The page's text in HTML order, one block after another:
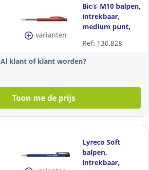
varianten
Bic® M10 balpen,
intrekbaar,
medium punt,
Ref: 130.828
Al klant of klant worden?
Toon me de prijs
Lyreco Soft
balpen,
intrekbaar,